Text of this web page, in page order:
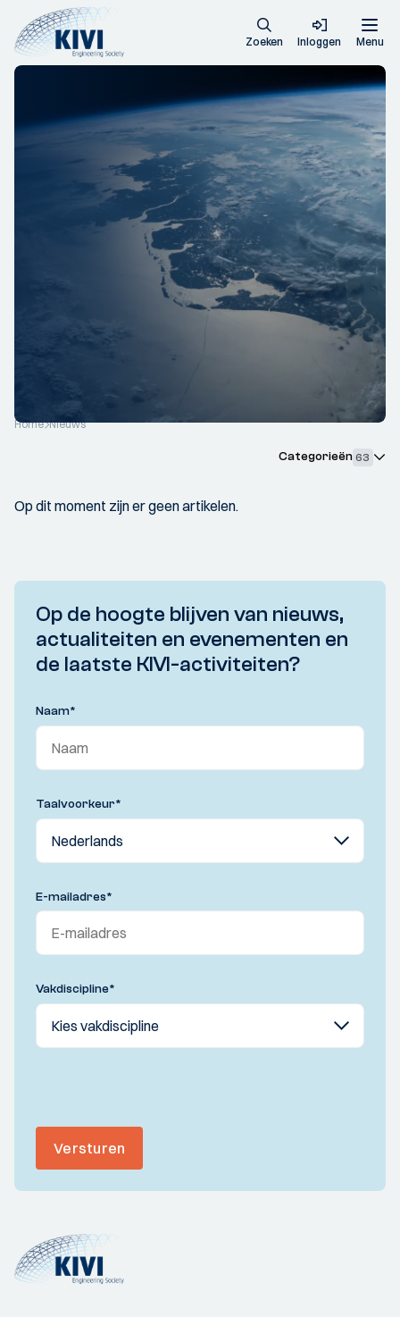
Zoeken Inloggen Menu
Home Nieuws
Categorieën 63
Op dit moment zijn er geen artikelen.
Op de hoogte blijven van nieuws,
actualiteiten en evenementen en
de laatste KIVI-activiteiten?
Naam*
Taalvoorkeur*
E-mailadres*
Vakdiscipline*
Versturen